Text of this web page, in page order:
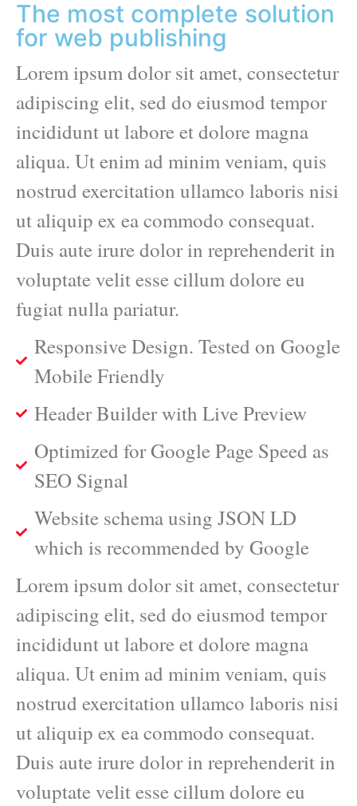
The most complete solution
for web publishing
Lorem ipsum dolor sit amet, consectetur
adipiscing elit, sed do eiusmod tempor
incididunt ut labore et dolore magna
aliqua. Ut enim ad minim veniam, quis
nostrud exercitation ullamco laboris nisi
ut aliquip ex ea commodo consequat.
Duis aute irure dolor in reprehenderit in
voluptate velit esse cillum dolore eu
fugiat nulla pariatur.
Responsive Design. Tested on Google
Mobile Friendly
Header Builder with Live Preview
Optimized for Google Page Speed as
SEO Signal
Website schema using JSON LD
which is recommended by Google
Lorem ipsum dolor sit amet, consectetur
adipiscing elit, sed do eiusmod tempor
incididunt ut labore et dolore magna
aliqua. Ut enim ad minim veniam, quis
nostrud exercitation ullamco laboris nisi
ut aliquip ex ea commodo consequat.
Duis aute irure dolor in reprehenderit in
voluptate velit esse cillum dolore eu